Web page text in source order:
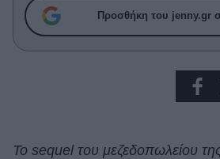
Ask the Guru
Success Stories
Προσθήκη του jenny.gr
Το sequel του μεζεδοπωλείου